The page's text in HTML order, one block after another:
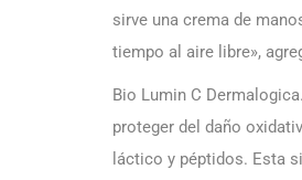
sirve una crema de
tiempo al aire libre»,
Bio Lumin C
proteger del daño
láctico y péptidos. Esta